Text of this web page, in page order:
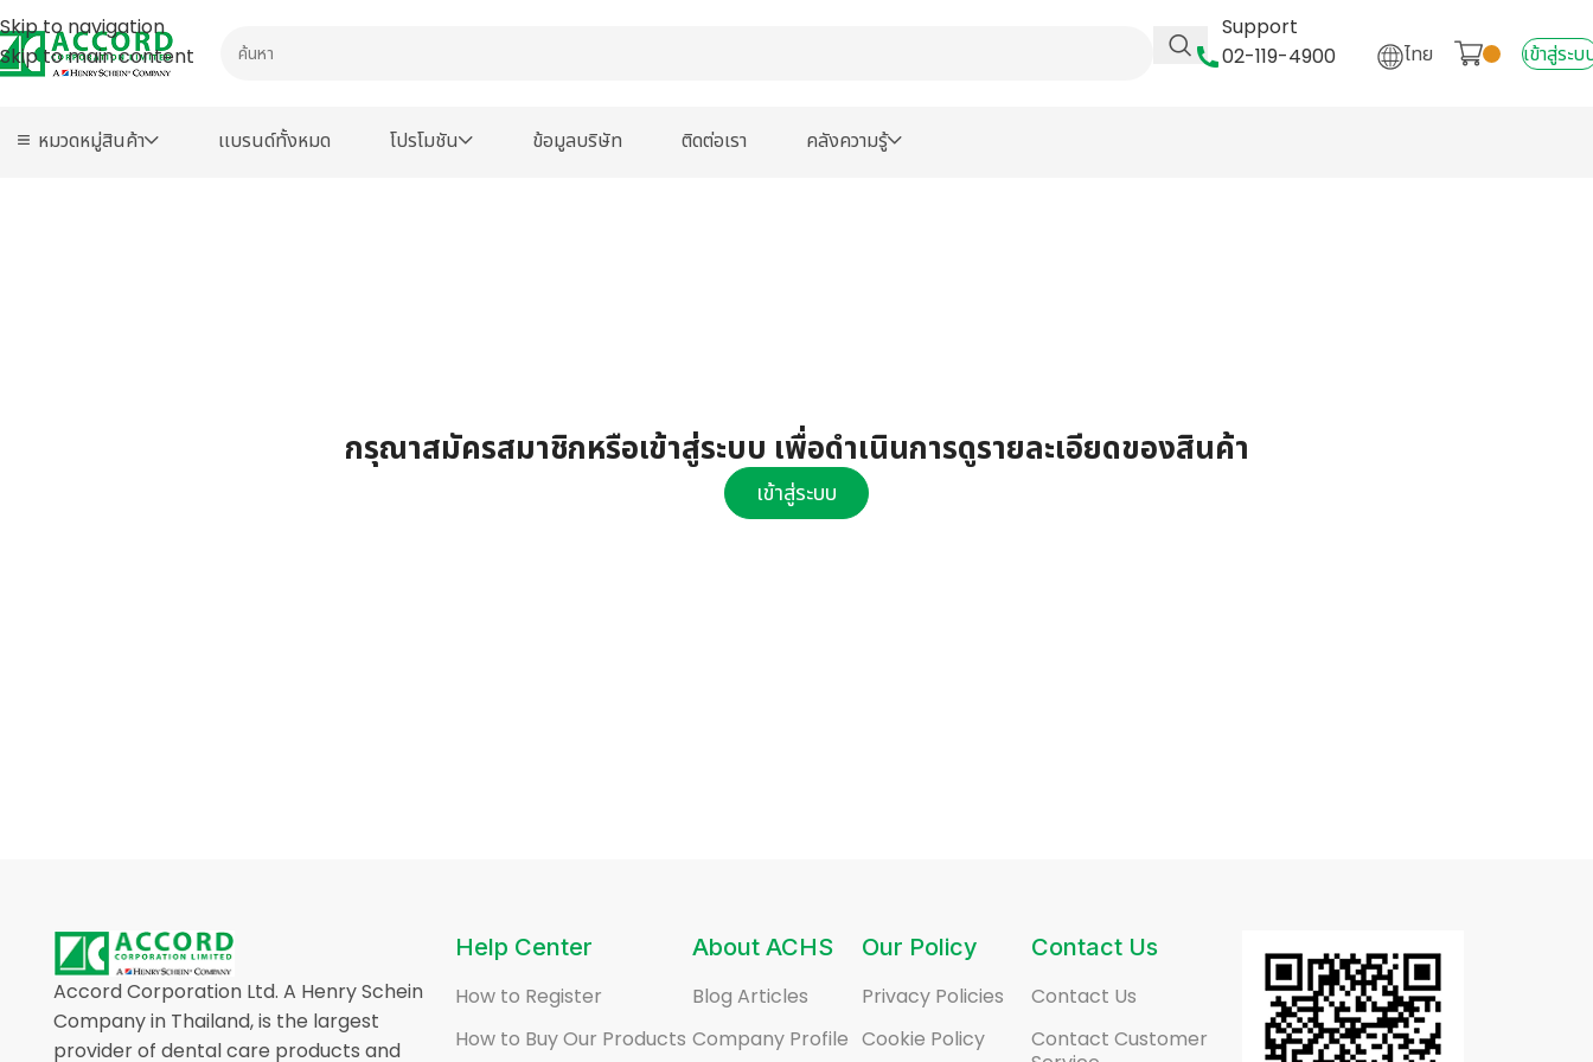
Skip to navigation
Skip to main content
Support
02-119-4900
ไทย เข้าสู่ระบ
หมวดหมู่สินค้า เเบรนด์ทั้งหมด โปรโมชัน ข้อมูลบริษัท ติดต่อเรา คลังความรู้
กรุณาสมัครสมาชิกหรือเข้าสู่ระบบ เพื่อดำเนินการดูรายละเอียดของสินค้า
เข้าสู่ระบบ
Accord Corporation Ltd. A Henry Schein
Company in Thailand, is the largest
provider of dental care products and
Help Center
How to Register
How to Buy Our Products
About ACHS
Blog Articles
Company Profile
Our Policy
Privacy Policies
Cookie Policy
Contact Us
Contact Us
Contact Customer